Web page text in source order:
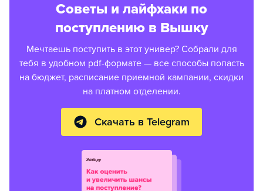
Советы и лайфхаки по
поступлению в Вышку
Мечтаешь поступить в этот универ? Собрали для
тебя в удобном pdf-формате — все способы попасть
на бюджет, расписание приемной кампании, скидки
на платном отделении.
Скачать в Telegram